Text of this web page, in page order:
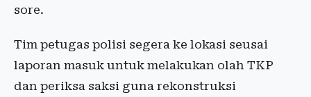
sore.
Tim petugas polisi segera ke lokasi seusai
laporan masuk untuk melakukan olah TKP
dan periksa saksi guna rekonstruksi